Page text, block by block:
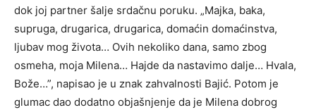
dok joj partner šalje srdačnu poruku. „Majka, baka,
supruga, drugarica, drugarica, domaćin domaćinstva,
ljubav mog života… Ovih nekoliko dana, samo zbog
osmeha, moja Milena… Hajde da nastavimo dalje… Hvala,
Bože…”, napisao je u znak zahvalnosti Bajić. Potom je
glumac dao dodatno objašnjenje da je Milena dobrog